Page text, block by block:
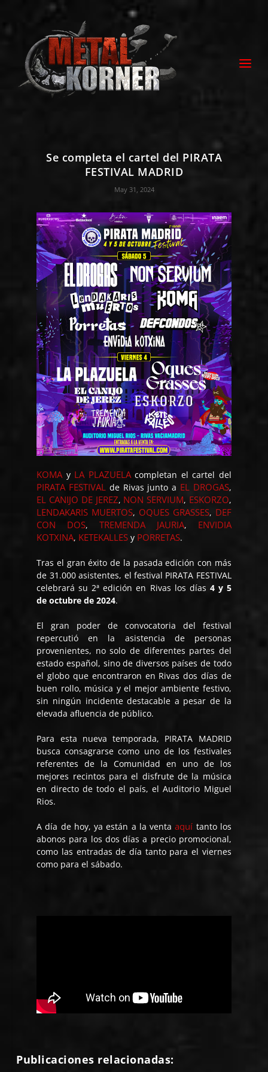
Se completa el cartel del PIRATA
FESTIVAL MADRID
May 31, 2024
KOMAy LA PLAZUELAcompletan el cartel del
PIRATA FESTIVAL de Rivas junto a EL DROGAS,
EL CANIJO DE JEREZ, NON SERVIUM, ESKORZO,
LENDAKARIS MUERTOS, OQUES GRASSES, DEF
CON DOS, TREMENDA JAURIA, ENVIDIA
KOTXINA, KETEKALLES y PORRETAS.
Tras el gran éxito de la pasada edición con más
de 31.000 asistentes, el festival PIRATA FESTIVAL
celebrará su 2ª edición en Rivas los días 4 y 5
de octubre de 2024.
El gran poder de convocatoria del festival
repercutió en la asistencia de personas
provenientes, no solo de diferentes partes del
estado español, sino de diversos países de todo
el globo que encontraron en Rivas dos días de
buen rollo, música y el mejor ambiente festivo,
sin ningún incidente destacable a pesar de la
elevada afluencia de público.
Para esta nueva temporada, PIRATA MADRID
busca consagrarse como uno de los festivales
referentes de la Comunidad en uno de los
mejores recintos para el disfrute de la música
en directo de todo el país, el Auditorio Miguel
Rios.
A día de hoy, ya están a la ventaaquí tanto los
abonos para los dos días a precio promocional,
como las entradas de día tanto para el viernes
como para el sábado.
Publicaciones relacionadas: